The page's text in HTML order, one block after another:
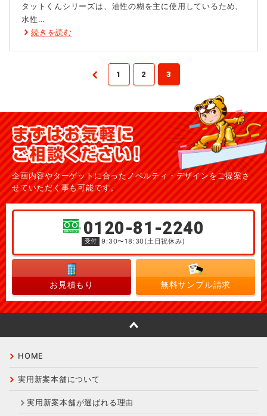
タットくんシリーズは、油性の糊を主に使用しているため、
水性…
続きを読む
1 2 3
企画内容やターゲットに合ったノベルティ・デザインをご提案さ
せていただく事も可能です。
0120-81-2240
受付 9:30〜18:30(土日祝休み)
お見積もり 無料サンプル請求
HOME
実用新案本舗について
実用新案本舗が選ばれる理由